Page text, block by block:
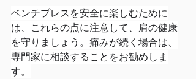
ベンチプレスを安全に楽しむために
は、これらの点に注意して、肩の健康
を守りましょう。痛みが続く場合は、
専門家に相談することをお勧めしま
す。